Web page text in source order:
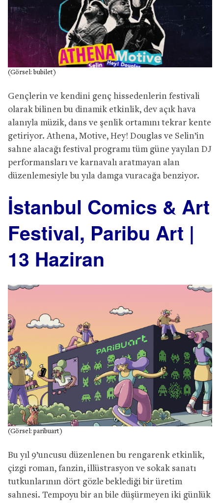
(Görsel: bubilet)
Gençlerin ve kendini genç hissedenlerin festivali
olarak bilinen bu dinamik etkinlik, dev açık hava
alanıyla müzik, dans ve şenlik ortamını tekrar kente
getiriyor. Athena, Motive, Hey! Douglas ve Selin’in
sahne alacağı festival programı tüm güne yayılan DJ
performansları ve karnavalı aratmayan alan
düzenlemesiyle bu yıla damga vuracağa benziyor.
İstanbul Comics & Art
Festival, Paribu Art |
13 Haziran
(Görsel: paribuart)
Bu yıl 9’uncusu düzenlenen bu rengarenk etkinlik,
çizgi roman, fanzin, illüstrasyon ve sokak sanatı
tutkunlarının dört gözle beklediği bir üretim
sahnesi. Tempoyu bir an bile düşürmeyen iki günlük